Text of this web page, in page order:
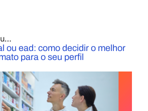
ou ead: como decidir o melhor
para o seu perfil